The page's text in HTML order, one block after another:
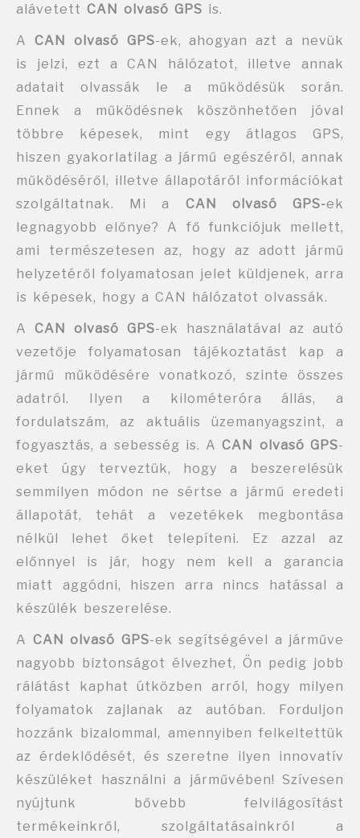
alávetett CAN olvasó GPS is.
A CAN olvasó GPS-ek, ahogyan azt a nevük
is jelzi, ezt a CAN hálózatot, illetve annak
adatait olvassák le a működésük során.
Ennek a működésnek köszönhetően jóval
többre képesek, mint egy átlagos GPS,
hiszen gyakorlatilag a jármű egészéről, annak
működéséről, illetve állapotáról információkat
szolgáltatnak. Mi a CAN olvasó GPS-ek
legnagyobb előnye? A fő funkciójuk mellett,
ami természetesen az, hogy az adott jármű
helyzetéről folyamatosan jelet küldjenek, arra
is képesek, hogy a CAN hálózatot olvassák.
A CAN olvasó GPS-ek használatával az autó
vezetője folyamatosan tájékoztatást kap a
jármű működésére vonatkozó, szinte összes
adatról. Ilyen a kilométeróra állás, a
fordulatszám, az aktuális üzemanyagszint, a
fogyasztás, a sebesség is. ACAN olvasó GPS-
eket úgy terveztük, hogy a beszerelésük
semmilyen módon ne sértse a jármű eredeti
állapotát, tehát a vezetékek megbontása
nélkül lehet őket telepíteni. Ez azzal az
előnnyel is jár, hogy nem kell a garancia
miatt aggódni, hiszen arra nincs hatással a
készülék beszerelése.
A CAN olvasó GPS-ek segítségével a járműve
nagyobb biztonságot élvezhet, Ön pedig jobb
rálátást kaphat útközben arról, hogy milyen
folyamatok zajlanak az autóban. Forduljon
hozzánk bizalommal, amennyiben felkeltettük
az érdeklődését, és szeretne ilyen innovatív
készüléket használni a járművében! Szívesen
nyújtunk bővebb felvilágosítást
termékeinkről, szolgáltatásainkról a